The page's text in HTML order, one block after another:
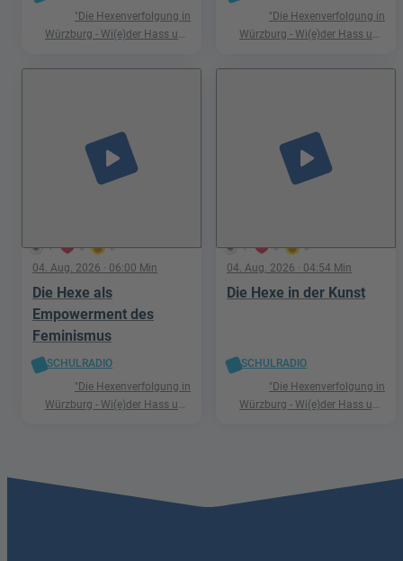
"Die Hexenverfolgung in
Würzburg - Wi(e)der Hass und
"Die Hexenverfolgung in
Würzburg - Wi(e)der Hass und
1 0 0
play_arrow
04. Aug. 2026 · 06:00 Min
Die Hexe als
Empowerment des
Feminismus
SCHULRADIO
"Die Hexenverfolgung in
Würzburg - Wi(e)der Hass und
1 0 0
play_arrow
04. Aug. 2026 · 04:54 Min
Die Hexe in der Kunst
SCHULRADIO
"Die Hexenverfolgung in
Würzburg - Wi(e)der Hass und